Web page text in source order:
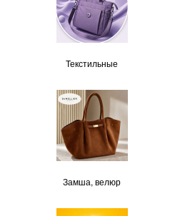
Текстильные
Замша, велюр